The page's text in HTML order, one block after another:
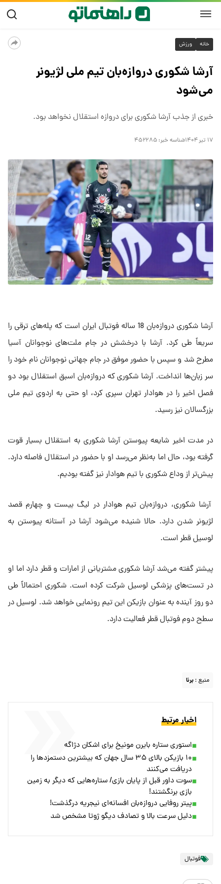
خانه ورزش
آرشا شکوری دروازه‌بان تیم ملی لژیونر
می‌شود
خبری از جذب آرشا شکوری برای دروازه استقلال نخواهد بود.
۱۷ تیر ۱۴۰۴ شناسه خبر: ۴۵۲۲۸۵
آرشا شکوری دروازه‌بان 18 ساله فوتبال ایران است که پله‌های ترقی را
سریعاً طی کرد. آرشا با درخشش در جام ملت‌های نوجوانان آسیا
مطرح شد و سپس با حضور موفق در جام جهانی نوجوانان نام خود را
سر زبان‌ها انداخت. آرشا شکوری که دروازه‌بان اسبق استقلال بود دو
فصل اخیر را در هوادار تهران سپری کرد، او حتی به اردوی تیم ملی
بزرگسالان نیز رسید.
در مدت اخیر شایعه پیوستن آرشا شکوری به استقلال بسیار قوت
گرفته بود، حال اما به‌نظر می‌رسد او با حضور در استقلال فاصله دارد.
پیش‌تر از وداع شکوری با تیم هوادار نیز گفته بودیم.
آرشا شکوری، دروازه‌بان تیم هوادار در لیگ بیست و چهارم قصد
لژیونر شدن دارد. حالا شنیده می‌شود آرشا در آستانه پیوستن به
لوسیل قطر است.
پیشتر گفته می‌شد آرشا شکوری مشتریانی از امارات و قطر دارد اما او
در تست‌های پزشکی لوسیل شرکت کرده است. شکوری احتمالاً طی
دو روز آینده به عنوان بازیکن این تیم رونمایی خواهد شد. لوسیل در
سطح دوم فوتبال قطر فعالیت دارد.
منبع : برنا
اخبار مرتبط
استوری ستاره بایرن مونیخ برای اشکان دژاگه
۱۰ بازیکن بالای ۳۵ سال جهان که بیشترین دستمزدها را
دریافت می‌کنند
سوت داور قبل از پایان بازی/ ستاره‌هایی که دیگر به زمین
بازی برنگشتند!
پیتر روفایی دروازه‌بان افسانه‌ای نیجریه درگذشت!
دلیل سرعت بالا و تصادف دیگو ژوتا مشخص شد
فوتبال